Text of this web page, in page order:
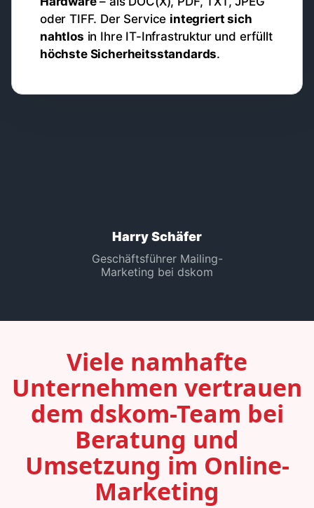
oder TIFF. Der Service integriert sich
nahtlos in Ihre IT-Infrastruktur und erfüllt
höchste Sicherheitsstandards.
Harry Schäfer
Geschäftsführer Mailing-
Marketing bei dskom
Viele namhafte
Unternehmen vertrauen
dem dskom-Team bei
Beratung und
Umsetzung im Online-
Marketing